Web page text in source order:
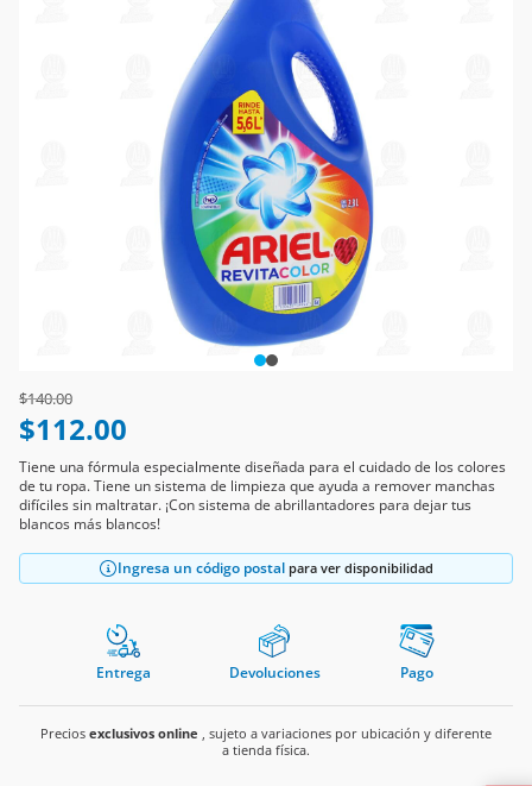
Price reduced from
$140.00to
$112.00
Tiene una fórmula especialmente diseñada para el cuidado de los colores
de tu ropa. Tiene un sistema de limpieza que ayuda a remover manchas
difíciles sin maltratar. ¡Con sistema de abrillantadores para dejar tus
blancos más blancos!
Ingresa un código postal para ver disponibilidad
Entrega Devoluciones Pago
Precios exclusivos online , sujeto a variaciones por ubicación y diferente
a tienda física.